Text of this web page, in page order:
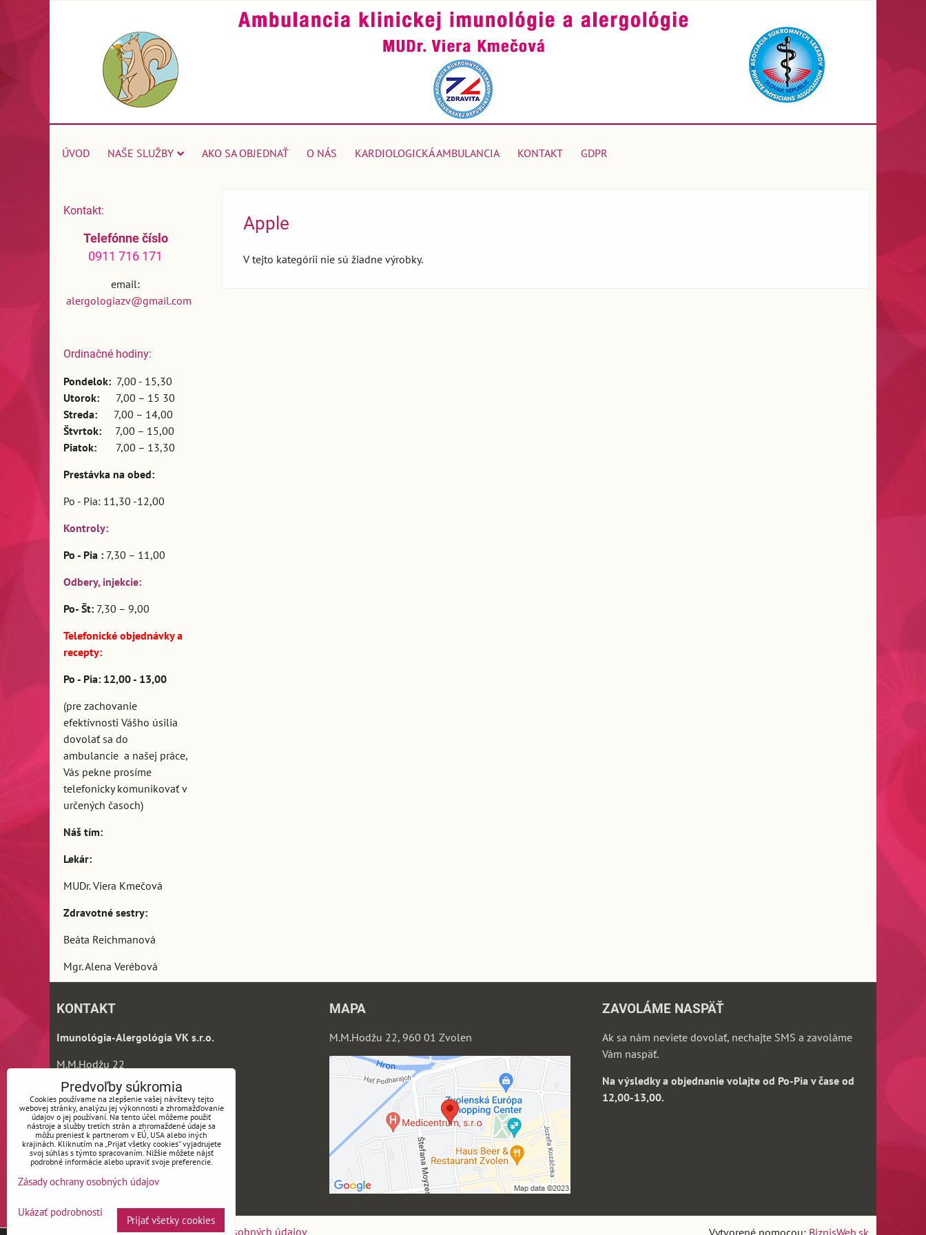
ÚVOD NAŠE SLUŽBY AKO SA OBJEDNAŤ O NÁS KARDIOLOGICKÁ AMBULANCIA KONTAKT GDPR
Apple
V tejto kategórii nie sú žiadne výrobky.
Kontakt:
Telefónne číslo
0911 716 171
email:
alergologiazv@gmail.com
Ordinačné hodiny:
Pondelok: 7,00 - 15,30
Utorok: 7,00 – 15 30
Streda: 7,00 – 14,00
Štvrtok:
7,00 – 15,00
Piatok: 7,00 – 13,30
Prestávka na obed:
Po - Pia: 11,30 -12,00
Kontroly:
Po - Pia : 7,30 – 11,00
Odbery, injekcie:
Po- Št: 7,30 – 9,00
Telefonické objednávky a
recepty:
Po - Pia: 12,00 - 13,00
(pre zachovanie
efektívnosti Vášho úsilia
dovolať sa do
ambulancie a našej práce,
Vás pekne prosíme
telefonicky komunikovať v
určených časoch)
Náš tím:
Lekár:
MUDr. Viera Kmečová
Zdravotné sestry:
Beáta Reichmanová
Mgr. Alena Verébová
KONTAKT
Imunológia-Alergológia VK s.r.o.
M.M.Hodžu 22
960 01 Zvolen
Telefón:
0911 716 171
E-mail:
MAPA
M.M.Hodžu 22, 960 01 Zvolen
ZAVOLÁME NASPÄŤ
Ak sa nám neviete dovolať, nechajte SMS a zavoláme
Vám naspäť.
Na výsledky a objednanie volajte od Po-Pia v čase od
12,00-13,00.
Predvoľby súkromia Zásady ochrany osobných údajov Vytvorené pomocou: BiznisWeb.sk
Predvoľby súkromia
Cookies používame na zlepšenie vašej návštevy tejto
webovej stránky, analýzu jej výkonnosti a zhromažďovanie
údajov o jej používaní. Na tento účel môžeme použiť
nástroje a služby tretích strán a zhromaždené údaje sa
môžu preniesť k partnerom v EÚ, USA alebo iných
krajinách. Kliknutím na „Prijať všetky cookies“ vyjadrujete
svoj súhlas s týmto spracovaním. Nižšie môžete nájsť
podrobné informácie alebo upraviť svoje preferencie.
Zásady ochrany osobných údajov
Ukázať podrobnosti
Prijať všetky cookies